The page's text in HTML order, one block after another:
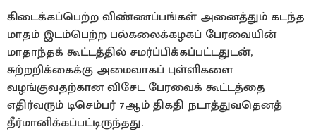
கிடைக்கப்பெற்ற விண்ணப்பங்கள் அனைத்தும் கடந்த
மாதம் இடம்பெற்ற பல்கலைக்கழகப் பேரவையின்
மாதாந்தக் கூட்டத்தில் சமர்ப்பிக்கப்பட்டதுடன்,
சுற்றறிக்கைக்கு அமைவாகப் புள்ளிகளை
வழங்குவதற்கான விசேட பேரவைக் கூட்டத்தை
எதிர்வரும் டிசெம்பர் 7ஆம் திகதி நடாத்துவதெனத்
தீர்மானிக்கப்பட்டிருந்தது.